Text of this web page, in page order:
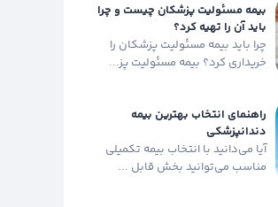
بیمه مسئولیت پزشکان چیست و چرا
باید آن را تهیه کرد؟
چرا باید بیمه مسئولیت پزشکان را
خریداری کرد؟ بیمه مسئولیت پز...
راهنمای انتخاب بهترین بیمه
دندانپزشکی
آیا می‌دانید با انتخاب بیمه تکمیلی
مناسب می‌توانید بخش قابل ...